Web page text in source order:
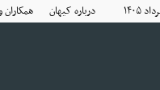
درباره کیهان همکاران